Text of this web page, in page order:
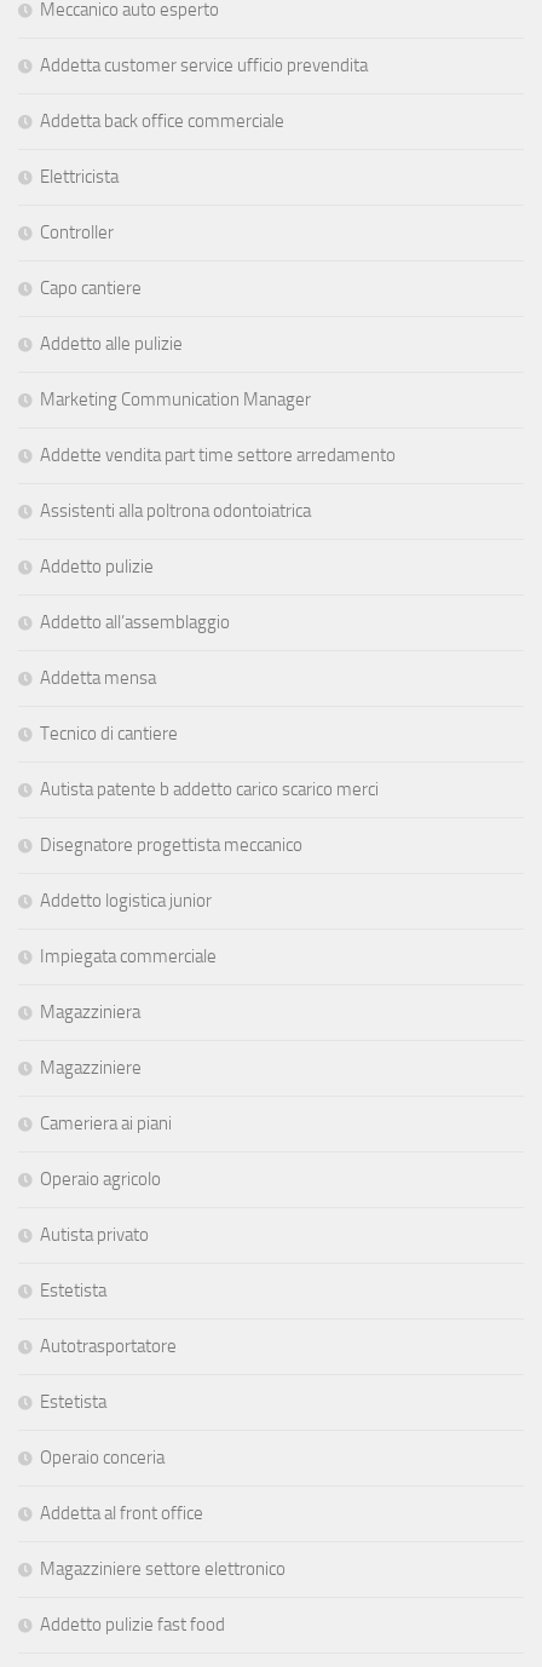
Meccanico auto esperto
Addetta customer service ufficio prevendita
Addetta back office commerciale
Elettricista
Controller
Capo cantiere
Addetto alle pulizie
Marketing Communication Manager
Addette vendita part time settore arredamento
Assistenti alla poltrona odontoiatrica
Addetto pulizie
Addetto all’assemblaggio
Addetta mensa
Tecnico di cantiere
Autista patente b addetto carico scarico merci
Disegnatore progettista meccanico
Addetto logistica junior
Impiegata commerciale
Magazziniera
Magazziniere
Cameriera ai piani
Operaio agricolo
Autista privato
Estetista
Autotrasportatore
Estetista
Operaio conceria
Addetta al front office
Magazziniere settore elettronico
Addetto pulizie fast food